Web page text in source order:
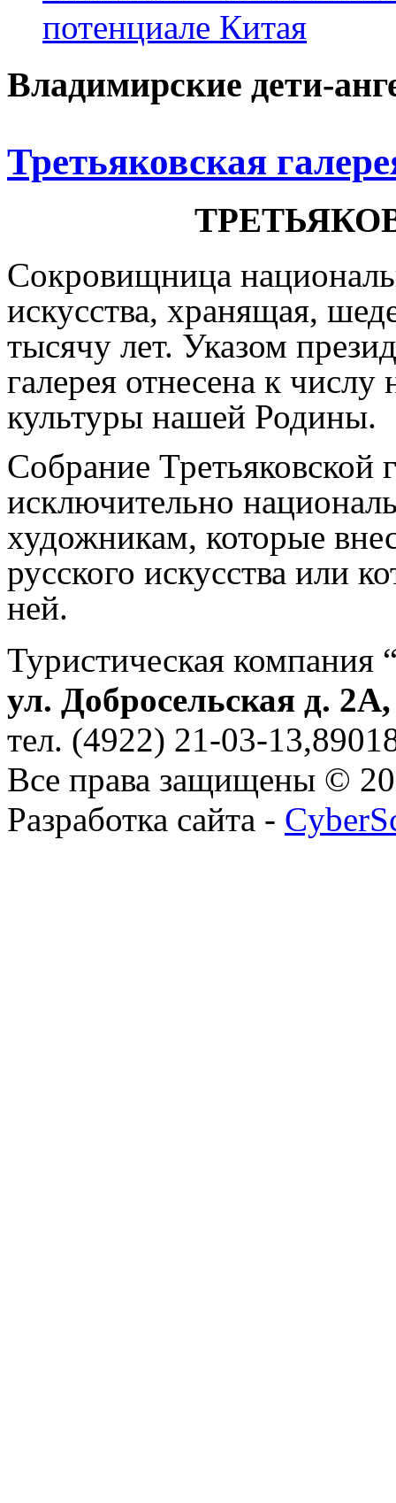
потенциале Китая
Владимирские дети-
Третьяковская
Сокровищница
искусства, хранящая,
тысячу лет. Указом
галерея отнесена к
культуры нашей Родины.
Собрание Третьяковской
исключительно
художникам, которые
русского искусства или
ней.
Туристическая компания
ул. Добросельская д.
тел. (4922) 21-03-
Все права защищены ©
Разработка сайта -